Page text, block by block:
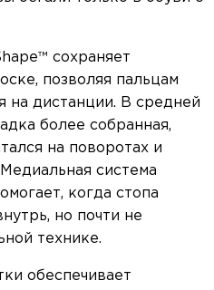
сохраняет
позволяя пальцам
на дистанции. В средней
более собранная,
на поворотах и
система
когда стопа
но почти не
технике.
обеспечивает